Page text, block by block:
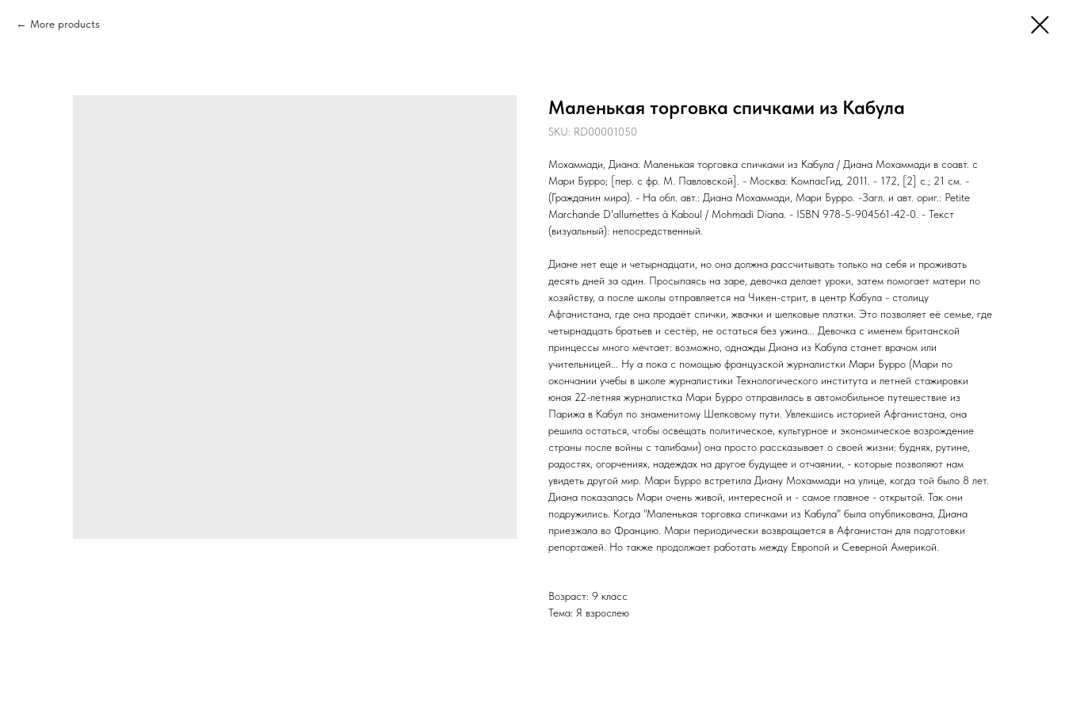
More products
Маленькая торговка спичками из Кабула
SKU: RD00001050
Мохаммади, Диана. Маленькая торговка спичками из Кабула / Диана Мохаммади в соавт. с
Мари Бурро; [пер. с фр. М. Павловской]. - Москва: КомпасГид, 2011. - 172, [2] c.; 21 см. -
(Гражданин мира). - На обл. авт.: Диана Мохаммади, Мари Бурро. -Загл. и авт. ориг.: Petite
Marchande D'allumettes à Kaboul / Mohmadi Diana. - ISBN 978-5-904561-42-0. - Текст
(визуальный): непосредственный.
Диане нет еще и четырнадцати, но она должна рассчитывать только на себя и проживать
десять дней за один. Просыпаясь на заре, девочка делает уроки, затем помогает матери по
хозяйству, а после школы отправляется на Чикен-стрит, в центр Кабула - столицу
Афганистана, где она продаёт спички, жвачки и шелковые платки. Это позволяет её семье, где
четырнадцать братьев и сестёр, не остаться без ужина... Девочка с именем британской
принцессы много мечтает: возможно, однажды Диана из Кабула станет врачом или
учительницей... Ну а пока с помощью французской журналистки Мари Бурро (Мари по
окончании учебы в школе журналистики Технологического института и летней стажировки
юная 22-летняя журналистка Мари Бурро отправилась в автомобильное путешествие из
Парижа в Кабул по знаменитому Шелковому пути. Увлекшись историей Афганистана, она
решила остаться, чтобы освещать политическое, культурное и экономическое возрождение
страны после войны с талибами) она просто рассказывает о своей жизни: буднях, рутине,
радостях, огорчениях, надеждах на другое будущее и отчаянии, - которые позволяют нам
увидеть другой мир. Мари Бурро встретила Диану Мохаммади на улице, когда той было 8 лет.
Диана показалась Мари очень живой, интересной и - самое главное - открытой. Так они
подружились. Когда "Маленькая торговка спичками из Кабула" была опубликована, Диана
приезжала во Францию. Мари периодически возвращается в Афганистан для подготовки
репортажей. Но также продолжает работать между Европой и Северной Америкой.
Возраст: 9 класс
Тема: Я взрослею